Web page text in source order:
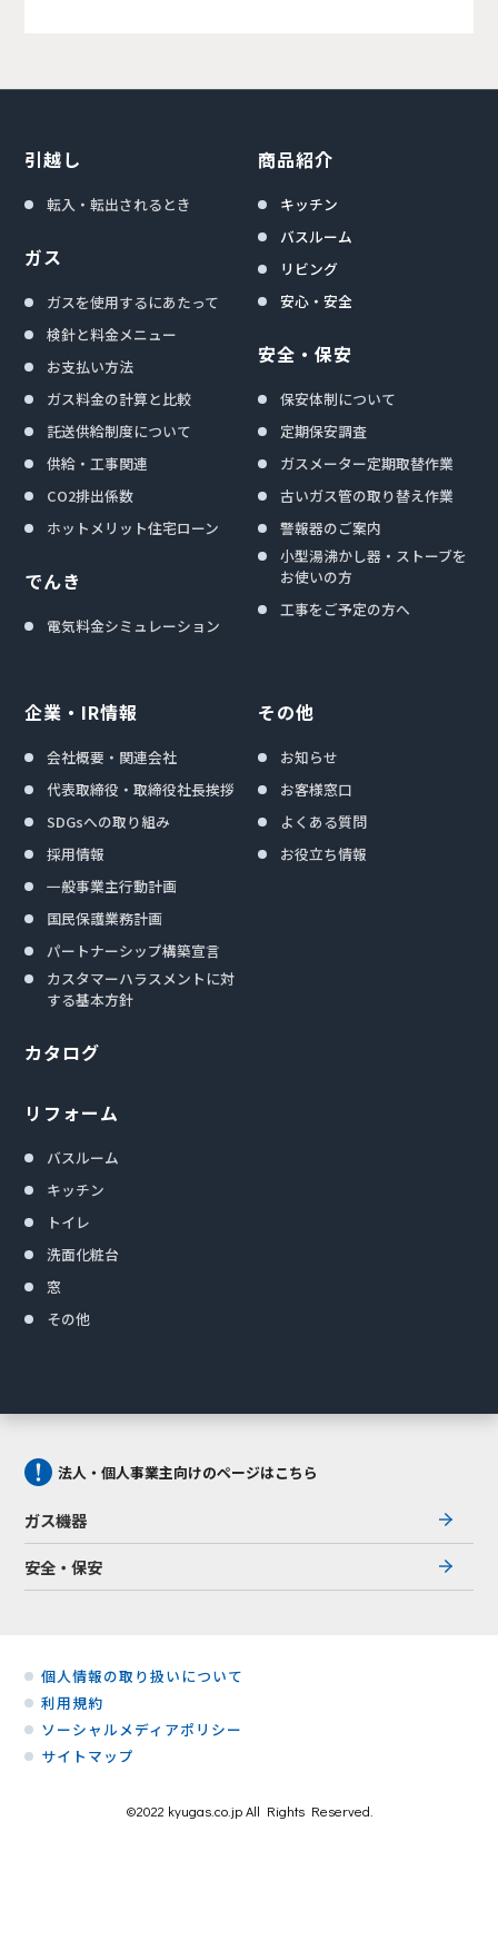
引越し
転入・転出されるとき
ガス
ガスを使用するにあたって
検針と料金メニュー
お支払い方法
ガス料金の計算と比較
託送供給制度について
供給・工事関連
CO2排出係数
ホットメリット住宅ローン
でんき
電気料金シミュレーション
商品紹介
キッチン
バスルーム
リビング
安心・安全
安全・保安
保安体制について
定期保安調査
ガスメーター定期取替作業
古いガス管の取り替え作業
警報器のご案内
小型湯沸かし器・ストーブを
お使いの方
工事をご予定の方へ
企業・IR情報
会社概要・関連会社
代表取締役・取締役社長挨拶
SDGsへの取り組み
採用情報
一般事業主行動計画
国民保護業務計画
パートナーシップ構築宣言
カスタマーハラスメントに対
する基本方針
カタログ
リフォーム
バスルーム
キッチン
トイレ
洗面化粧台
窓
その他
その他
お知らせ
お客様窓口
よくある質問
お役立ち情報
法人・個人事業主向けのページはこちら
ガス機器
安全・保安
個人情報の取り扱いについて
利用規約
ソーシャルメディアポリシー
サイトマップ
©2022 kyugas.co.jp All Rights Reserved.